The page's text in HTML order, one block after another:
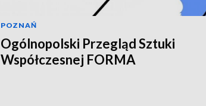
POZNAŃ
Ogólnopolski Przegląd Sztuki
Współczesnej FORMA